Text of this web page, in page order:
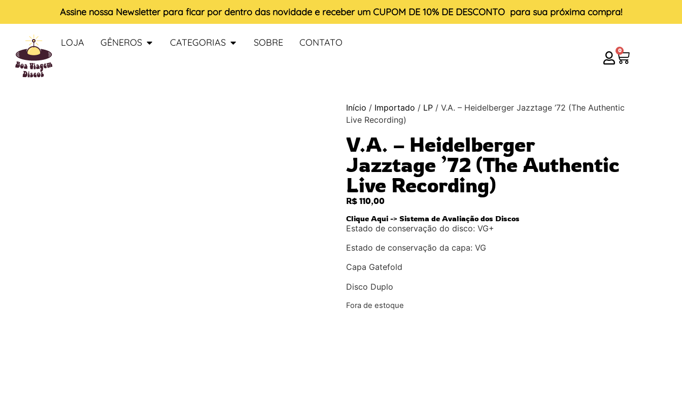
Assine nossa Newsletter para ficar por dentro das novidade e receber um CUPOM DE 10% DE DESCONTO para sua próxima compra!
LOJA GÊNEROS CATEGORIAS SOBRE CONTATO
0
Início / Importado / LP / V.A. – Heidelberger Jazztage ’72 (The Authentic
Live Recording)
V.A. – Heidelberger
Jazztage ’72 (The Authentic
Live Recording)
R$ 110,00
Clique Aqui -> Sistema de Avaliação dos Discos
Estado de conservação do disco: VG+
Estado de conservação da capa: VG
Capa Gatefold
Disco Duplo
Fora de estoque